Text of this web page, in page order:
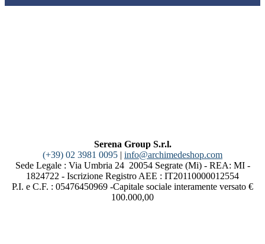
Serena Group S.r.l.
(+39) 02 3981 0095 | info@archimedeshop.com
Sede Legale : Via Umbria 24 20054 Segrate (Mi) - REA: MI -
1824722 - Iscrizione Registro AEE : IT20110000012554
P.I. e C.F. : 05476450969 -Capitale sociale interamente versato €
100.000,00